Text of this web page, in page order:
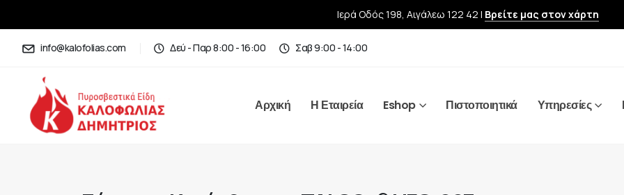
Ιερά Οδός 198, Αιγάλεω 122 42 | Βρείτε μας στον χάρτη
info@kalofolias.com Δεύ - Παρ 8:00 - 16:00 Σαβ 9:00 - 14:00
Αρχική Η Εταιρεία Eshop Πιστοποιητικά Υπηρεσίες